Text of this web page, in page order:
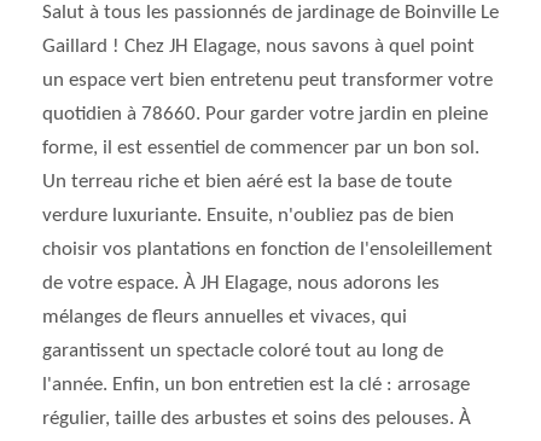
Salut à tous les passionnés de jardinage de Boinville Le
Gaillard ! Chez JH Elagage, nous savons à quel point
un espace vert bien entretenu peut transformer votre
quotidien à 78660. Pour garder votre jardin en pleine
forme, il est essentiel de commencer par un bon sol.
Un terreau riche et bien aéré est la base de toute
verdure luxuriante. Ensuite, n'oubliez pas de bien
choisir vos plantations en fonction de l'ensoleillement
de votre espace. À JH Elagage, nous adorons les
mélanges de fleurs annuelles et vivaces, qui
garantissent un spectacle coloré tout au long de
l'année. Enfin, un bon entretien est la clé : arrosage
régulier, taille des arbustes et soins des pelouses. À